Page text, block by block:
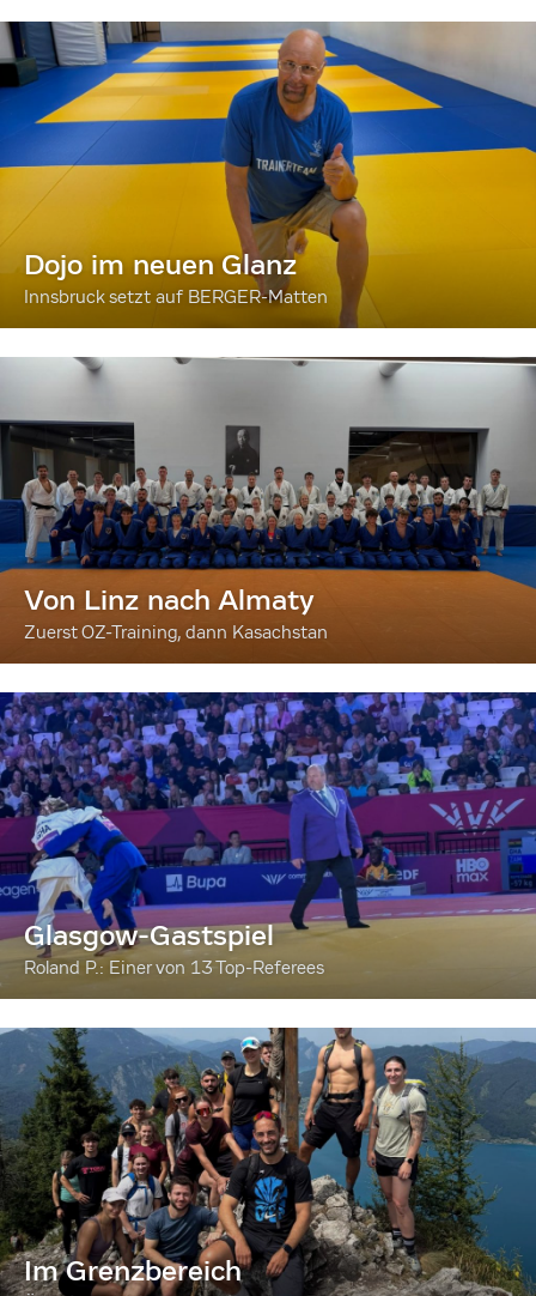
Dojo im neuen Glanz
Innsbruck setzt auf BERGER-Matten
Von Linz nach Almaty
Zuerst OZ-Training, dann Kasachstan
Glasgow-Gastspiel
Roland P.: Einer von 13 Top-Referees
Im Grenzbereich